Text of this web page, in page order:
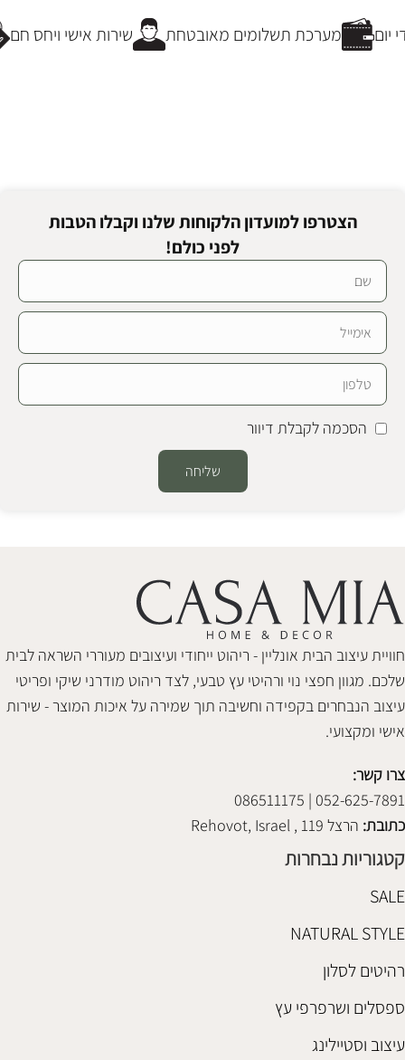
שירות אישי ויחס חם מערכת תשלומים מאובטחת
הצטרפו למועדון הלקוחות שלנו וקבלו הטבות
לפני כולם!
הסכמה לקבלת דיוור
שליחה
חוויית עיצוב הבית אונליין - ריהוט ייחודי ועיצובים מעוררי השראה לבית
שלכם. מגוון חפצי נוי ורהיטי עץ טבעי, לצד ריהוט מודרני שיקי ופריטי
עיצוב הנבחרים בקפידה וחשיבה תוך שמירה על איכות המוצר - שירות
אישי ומקצועי.
צרו קשר:
052-625-7891 | 086511175
כתובת: הרצל 119 , Rehovot, Israel
קטגוריות נבחרות
SALE
NATURAL STYLE
רהיטים לסלון
ספסלים ושרפרפי עץ
עיצוב וסטיילינג